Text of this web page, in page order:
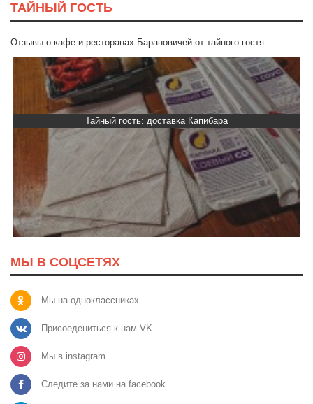
ТАЙНЫЙ ГОСТЬ
Отзывы о кафе и ресторанах Барановичей от тайного гостя.
Тайный гость: доставка Капибара
МЫ В СОЦСЕТЯХ
Мы на одноклассниках
Присоедениться к нам VK
Мы в instagram
Следите за нами на facebook